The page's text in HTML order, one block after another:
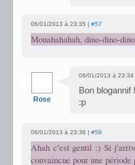
06/01/2013 à 23:35 | #57
Mouahahahah, dino-dino-
Rose
06/01/2013 à 23:34
Bon blogannif
:p
06/01/2013 à 23:36 | #59
Ahah c'est gentil :) Si
convaincue pour une